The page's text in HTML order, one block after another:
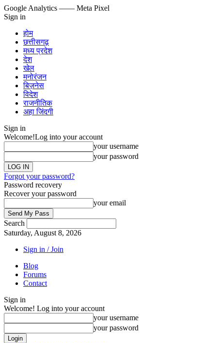
Google Analytics —— Meta Pixel
Sign in
होम
छत्तीसगढ़
मध्य प्रदेश
देश
खेल
मनोरंजन
बिज़नेस
विदेश
राजनीतिक
अहा जिंदगी
Sign in
Welcome!Log into your account
your username
your password
Forgot your password?
Password recovery
Recover your password
your email
Search
Saturday, August 8, 2026
Sign in / Join
Blog
Forums
Contact
Sign in
Welcome! Log into your account
your username
your password